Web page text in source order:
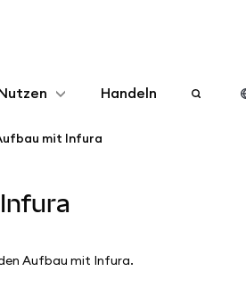
Handeln
mit Infura
Aufbau mit Infura.